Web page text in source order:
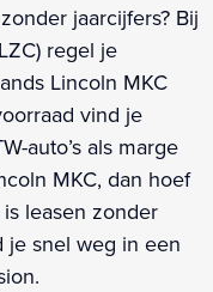
jaarcijfers? Bij
regel je
Lincoln MKC
vind je
auto’s als marge
MKC, dan hoef
leasen zonder
je snel weg in een